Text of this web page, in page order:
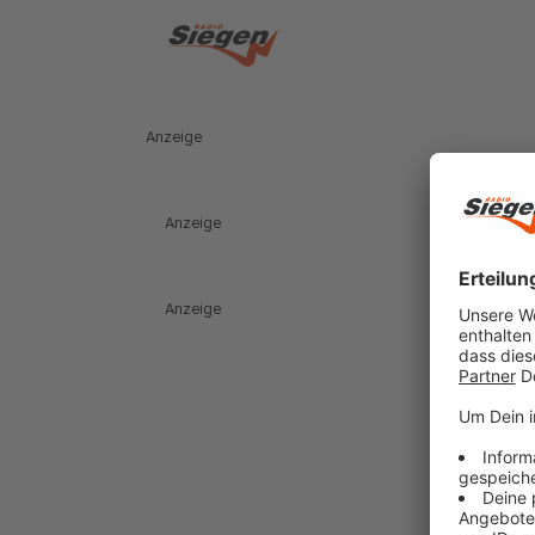
Anzeige
Anzeige
Anzeige